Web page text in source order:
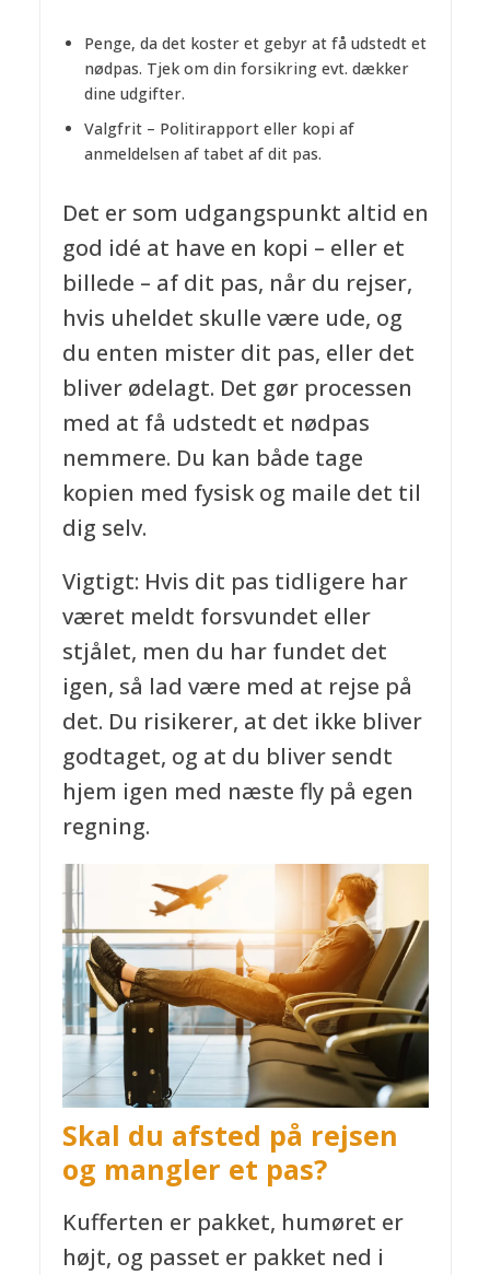
Penge, da det koster et gebyr at få udstedt et
nødpas. Tjek om din forsikring evt. dækker
dine udgifter.
Valgfrit – Politirapport eller kopi af
anmeldelsen af tabet af dit pas.
Det er som udgangspunkt altid en
god idé at have en kopi – eller et
billede – af dit pas, når du rejser,
hvis uheldet skulle være ude, og
du enten mister dit pas, eller det
bliver ødelagt. Det gør processen
med at få udstedt et nødpas
nemmere. Du kan både tage
kopien med fysisk og maile det til
dig selv.
Vigtigt: Hvis dit pas tidligere har
været meldt forsvundet eller
stjålet, men du har fundet det
igen, så lad være med at rejse på
det. Du risikerer, at det ikke bliver
godtaget, og at du bliver sendt
hjem igen med næste fly på egen
regning.
Skal du afsted på rejsen
og mangler et pas?
Kufferten er pakket, humøret er
højt, og passet er pakket ned i